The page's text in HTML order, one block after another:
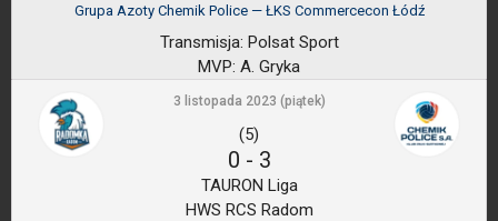
Grupa Azoty Chemik Police — ŁKS Commercecon Łódź
Transmisja: Polsat Sport
MVP: A. Gryka
3 listopada 2023 (piątek)
(5)
0 - 3
TAURON Liga
HWS RCS Radom